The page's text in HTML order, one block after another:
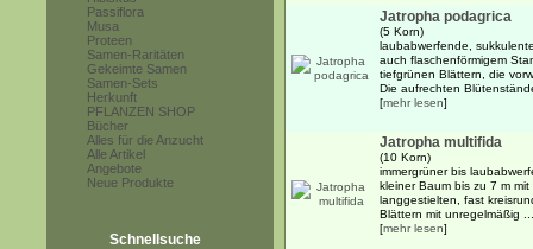
Passiflora
Musa
Proteen
Samen-Raritäten
Gekeimte Samen
Samen-Sets
Herkunft
PFLANZEN SHOP
Bücher
Alles für die Anzucht
Alle Artikel
Angebote
Neue Produkte
Schnellsuche
Jatropha podagrica
(5 Korn)
laubabwerfende,
auch flaschenförmigem
tiefgrünen Blättern, die
Die aufrechten
[mehr lesen]
Jatropha multifida
(10 Korn)
immergrüner bis
kleiner Baum bis zu 7 m
langgestielten, fast
Blättern mit unregelmäßig ...
[mehr lesen]